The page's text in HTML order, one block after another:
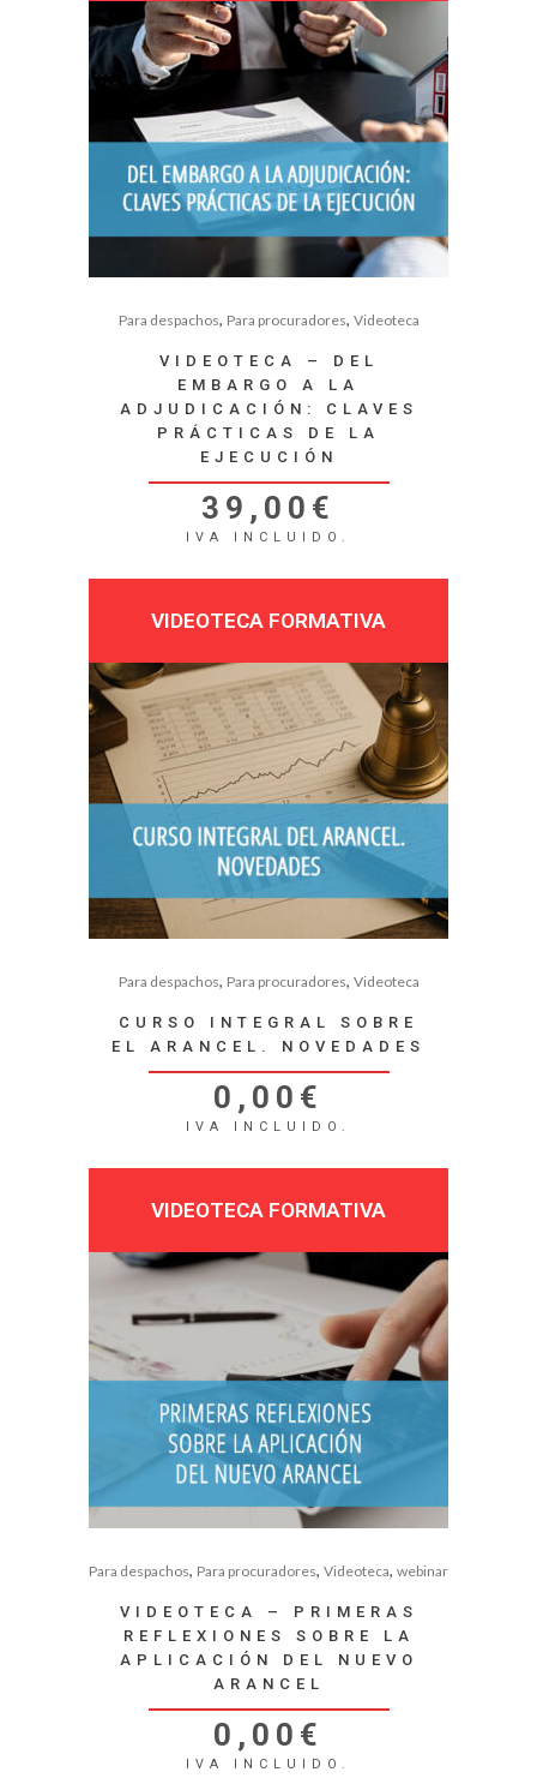
Para despachos, Para procuradores, Videoteca
VIDEOTECA – DEL
EMBARGO A LA
ADJUDICACIÓN: CLAVES
PRÁCTICAS DE LA
EJECUCIÓN
39,00 €
IVA INCLUIDO.
VIDEOTECA FORMATIVA
Para despachos, Para procuradores, Videoteca
CURSO INTEGRAL SOBRE
EL ARANCEL. NOVEDADES
0,00 €
IVA INCLUIDO.
VIDEOTECA FORMATIVA
Para despachos, Para procuradores, Videoteca, webinar
VIDEOTECA – PRIMERAS
REFLEXIONES SOBRE LA
APLICACIÓN DEL NUEVO
ARANCEL
0,00 €
IVA INCLUIDO.